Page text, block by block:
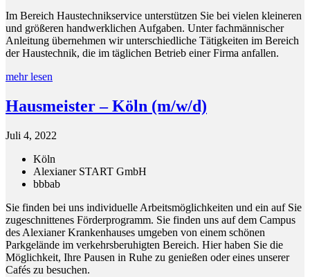
Im Bereich Haustechnikservice unterstützen Sie bei vielen kleineren
und größeren handwerklichen Aufgaben. Unter fachmännischer
Anleitung übernehmen wir unterschiedliche Tätigkeiten im Bereich
der Haustechnik, die im täglichen Betrieb einer Firma anfallen.
mehr lesen
Hausmeister – Köln (m/w/d)
Juli 4, 2022
Köln
Alexianer START GmbH
bbbab
Sie finden bei uns individuelle Arbeitsmöglichkeiten und ein auf Sie
zugeschnittenes Förderprogramm. Sie finden uns auf dem Campus
des Alexianer Krankenhauses umgeben von einem schönen
Parkgelände im verkehrsberuhigten Bereich. Hier haben Sie die
Möglichkeit, Ihre Pausen in Ruhe zu genießen oder eines unserer
Cafés zu besuchen.